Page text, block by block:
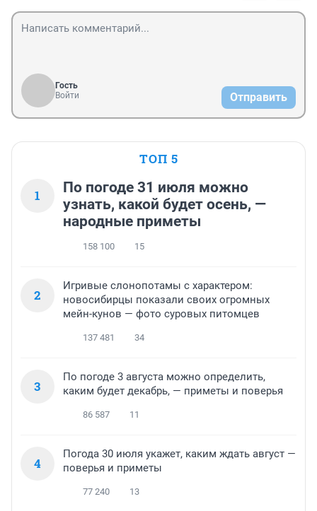
Гость
Войти
Отправить
ТОП 5
1
По погоде 31 июля можно
узнать, какой будет осень, —
народные приметы
158 100 15
2
Игривые слонопотамы с характером:
новосибирцы показали своих огромных
мейн-кунов — фото суровых питомцев
137 481 34
3
По погоде 3 августа можно определить,
каким будет декабрь, — приметы и поверья
86 587 11
4
Погода 30 июля укажет, каким ждать август —
поверья и приметы
77 240 13